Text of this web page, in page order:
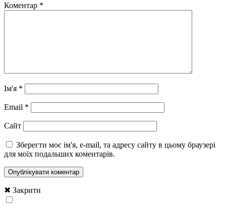
Коментар *
Ім'я *
Email *
Сайт
Зберегти моє ім'я, e-mail, та адресу сайту в цьому браузері
для моїх подальших коментарів.
✖ Закрити